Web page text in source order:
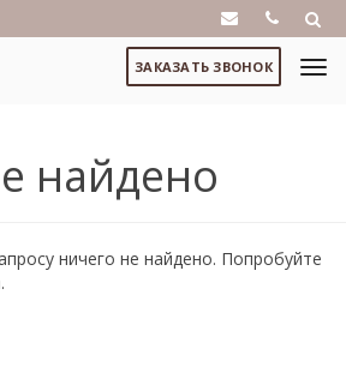
ЗАКАЗАТЬ ЗВОНОК
найдено
ничего не найдено. Попробуйте